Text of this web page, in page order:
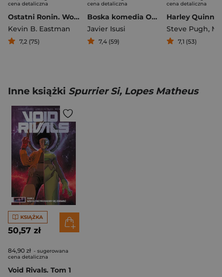
cena detaliczna
Ostatni Ronin. Wojownicze Żółwie Ninja
Kevin B. Eastman
7,2 (75)
cena detaliczna
Boska komedia Oscara Wilde’a
Javier Isusi
7,4 (59)
cena detaliczna
Steve Pugh,
7,1 (53)
Inne książki Spurrier Si, Lopes Matheus
KSIĄŻKA
50,57 zł
84,90 zł - sugerowana
cena detaliczna
Void Rivals. Tom 1